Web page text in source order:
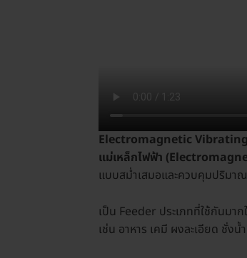
Electromagnetic Vibrating
แม่เหล็กไฟฟ้า
แบบสม่ำเสมอและควบคุมปริมา
เป็น Feeder ประเภทที่ใช้กันมา
เช่น อาหาร เคมี ผงละเอียด ชั่